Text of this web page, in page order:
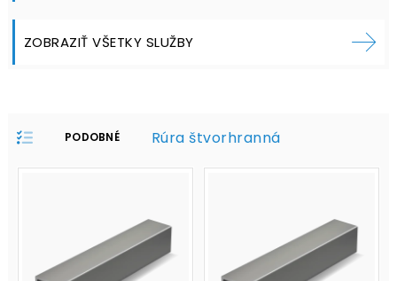
ZOBRAZIŤ VŠETKY SLUŽBY
PODOBNÉ
PROFILE:
Rúra štvorhranná